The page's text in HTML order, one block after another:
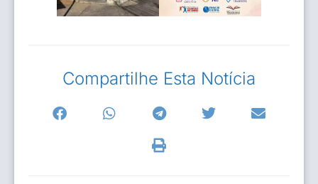
Compartilhe Esta Notícia